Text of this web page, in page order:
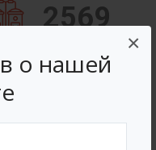
о нашей
×
2569